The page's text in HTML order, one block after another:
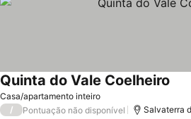
Casa/apartamento inteiro
Quinta do Vale Coelheiro
/ Pontuação não disponível